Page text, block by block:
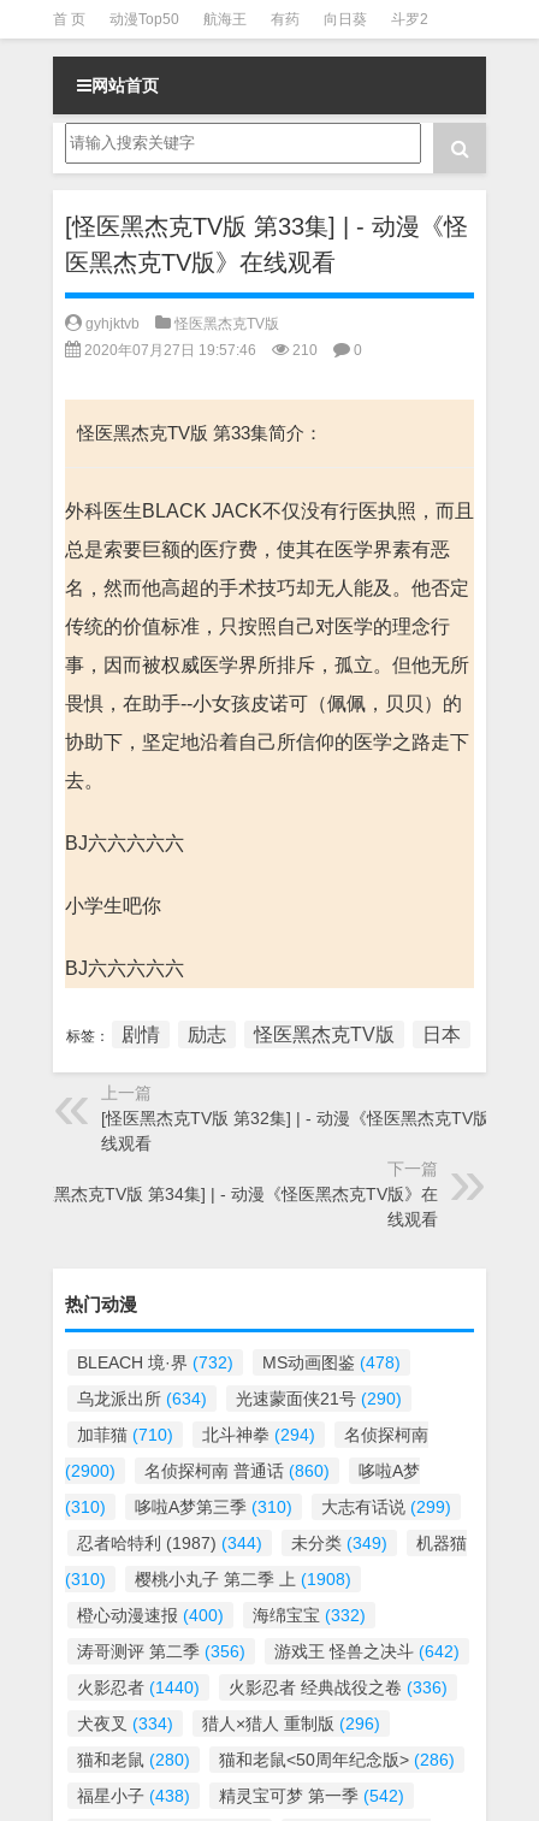
首 页 动漫Top50 航海王 有药 向日葵 斗罗2
斗罗3 火影 一拳超人 柯南 阴阳师 节目清单
网站首页
[怪医黑杰克TV版 第33集] | - 动漫《怪
医黑杰克TV版》在线观看
gyhjktvb
怪医黑杰克TV版
2020年07月27日 19:57:46
210 0
怪医黑杰克TV版 第33集简介：
外科医生BLACK JACK不仅没有行医执照，而且
总是索要巨额的医疗费，使其在医学界素有恶
名，然而他高超的手术技巧却无人能及。他否定
传统的价值标准，只按照自己对医学的理念行
事，因而被权威医学界所排斥，孤立。但他无所
畏惧，在助手--小女孩皮诺可（佩佩，贝贝）的
协助下，坚定地沿着自己所信仰的医学之路走下
去。
BJ六六六六六
小学生吧你
BJ六六六六六
标签： 剧情 励志 怪医黑杰克TV版 日本
上一篇
[怪医黑杰克TV版 第32集] | - 动漫《怪医黑杰克TV版》在
线观看
下一篇
[怪医黑杰克TV版 第34集] | - 动漫《怪医黑杰克TV版》在
线观看
热门动漫
BLEACH 境·界 (732) MS动画图鉴 (478)
乌龙派出所 (634) 光速蒙面侠21号 (290)
加菲猫 (710) 北斗神拳 (294)
名侦探柯南
(2900)
名侦探柯南 普通话 (860)
哆啦A梦
(310)
哆啦A梦第三季 (310) 大志有话说 (299)
忍者哈特利 (1987) (344) 未分类 (349)
机器猫
(310)
樱桃小丸子 第二季 上 (1908)
橙心动漫速报 (400) 海绵宝宝 (332)
涛哥测评 第二季 (356) 游戏王 怪兽之决斗 (642)
火影忍者 (1440) 火影忍者 经典战役之卷 (336)
犬夜叉 (334) 猎人×猎人 重制版 (296)
猫和老鼠 (280) 猫和老鼠<50周年纪念版> (286)
福星小子 (438) 精灵宝可梦 第一季 (542)